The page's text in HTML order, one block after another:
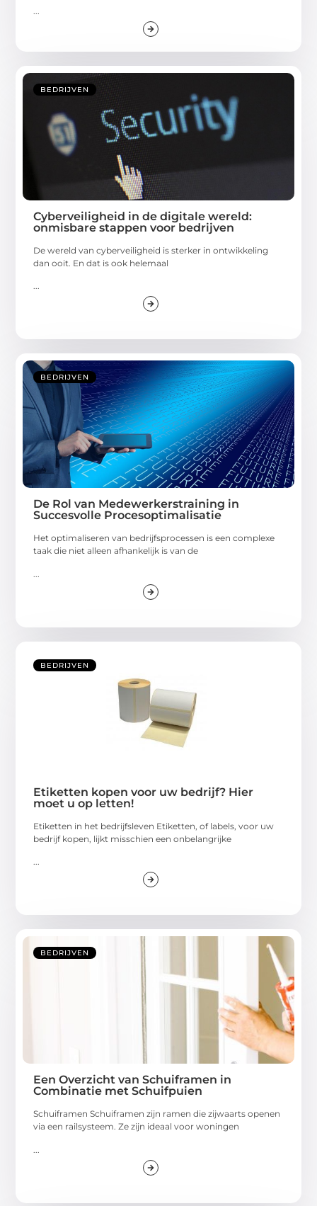
...
BEDRIJVEN
Cyberveiligheid in de digitale wereld:
onmisbare stappen voor bedrijven
De wereld van cyberveiligheid is sterker in ontwikkeling
dan ooit. En dat is ook helemaal
...
BEDRIJVEN
De Rol van Medewerkerstraining in
Succesvolle Procesoptimalisatie
Het optimaliseren van bedrijfsprocessen is een complexe
taak die niet alleen afhankelijk is van de
BEDRIJVEN
Etiketten kopen voor uw bedrijf? Hier
moet u op letten!
Etiketten in het bedrijfsleven Etiketten, of labels, voor uw
bedrijf kopen, lijkt misschien een onbelangrijke
...
BEDRIJVEN
Een Overzicht van Schuiframen in
Combinatie met Schuifpuien
Schuiframen Schuiframen zijn ramen die zijwaarts openen
via een railsysteem. Ze zijn ideaal voor woningen